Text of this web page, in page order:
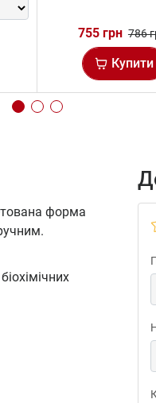
755 грн 786
Купити
форма